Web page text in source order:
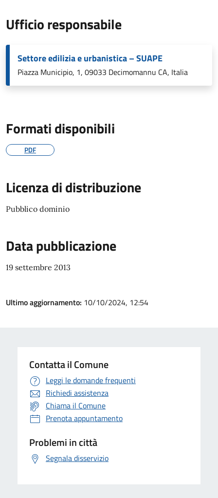
Ufficio responsabile
Settore edilizia e urbanistica – SUAPE
Piazza Municipio, 1, 09033 Decimomannu CA, Italia
Formati disponibili
PDF
Licenza di distribuzione
Pubblico dominio
Data pubblicazione
19 settembre 2013
Ultimo aggiornamento: 10/10/2024, 12:54
Contatta il Comune
Leggi le domande frequenti
Richiedi assistenza
Chiama il Comune
Prenota appuntamento
Problemi in città
Segnala disservizio